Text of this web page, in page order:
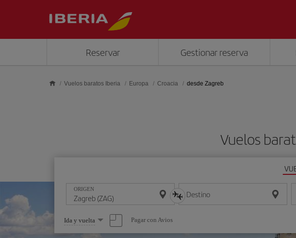
Reservar Gestionar reserva
Vuelos baratos Iberia Europa Croacia desde Zagreb
Vuelos
ORIGEN Destino
Seleccione
una
opción
Ida y vuelta Pagar con Avios